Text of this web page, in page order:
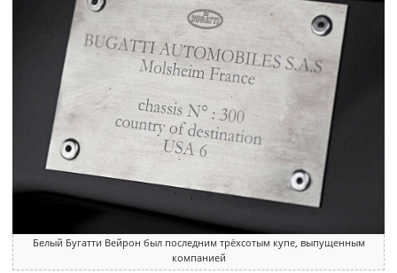
Белый Бугатти Вейрон был последним трёхсотым купе, выпущенным
компанией